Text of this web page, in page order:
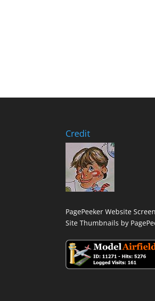
Credit
PagePeeker Website
Site Thumbnails by